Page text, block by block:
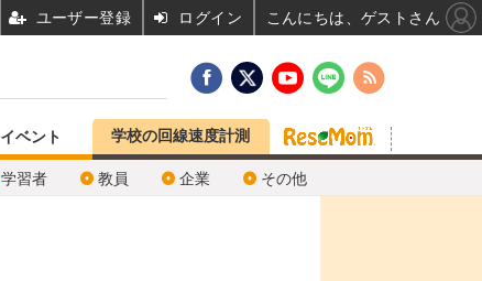
イベント
学習者 教員 企業 その他
学校の回線速度計測
ユーザー登録 ログイン こんにちは、ゲストさん